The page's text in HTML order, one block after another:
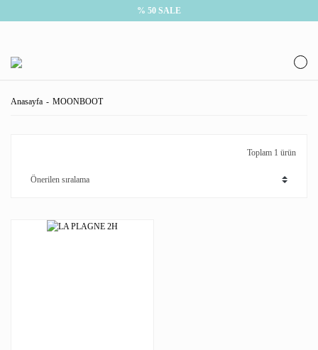
% 50 SALE
Anasayfa MOONBOOT
Toplam 1 ürün